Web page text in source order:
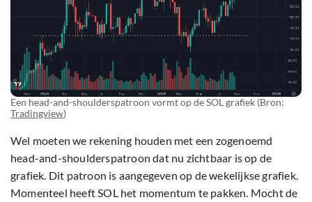
Een head-and-shoulderspatroon vormt op de SOL grafiek (Bron:
Tradingview)
Wel moeten we rekening houden met een zogenoemd
head-and-shoulderspatroon dat nu zichtbaar is op de
grafiek. Dit patroon is aangegeven op de wekelijkse grafiek.
Momenteel heeft SOL het momentum te pakken. Mocht de